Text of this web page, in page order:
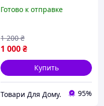
500 шт
Готово к отправке
1 000₴
1 200 ₴
Купить
Товари Для Дому. 95%